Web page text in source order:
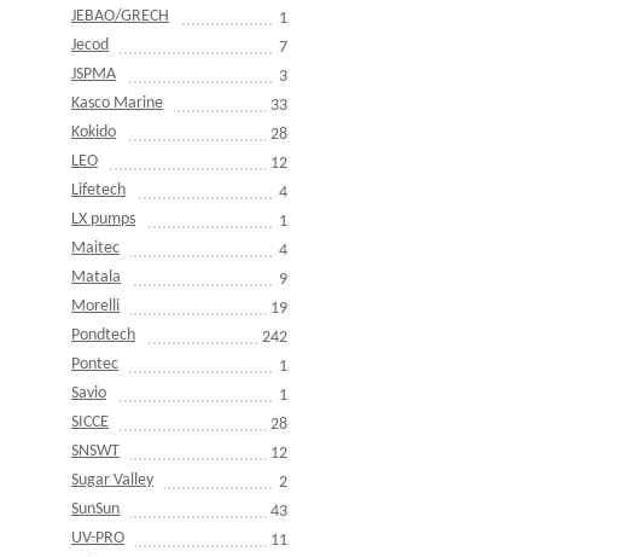
JEBAO/GRECH
1
Jecod
7
JSPMA
3
Kasco Marine
33
Kokido
28
LEO
12
Lifetech
4
LX pumps
1
Maitec
4
Matala
9
Morelli
19
Pondtech
242
Pontec
1
Savio
1
SICCE
28
SNSWT
12
Sugar Valley
2
SunSun
43
UV-PRO
11